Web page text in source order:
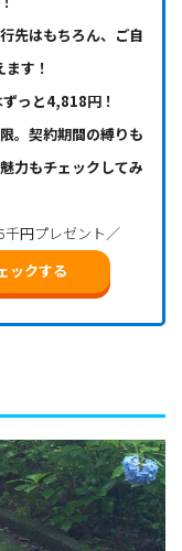
先はもちろん、ご自
す！
っと4,818円！
。契約期間の縛りも
力もチェックしてみ
円プレゼント／
ックする